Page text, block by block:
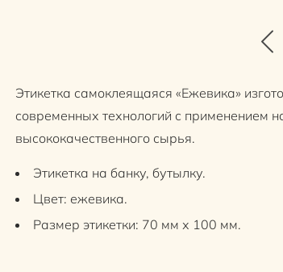
Этикетка самоклеящаяся «Ежевика»
современных технологий с применением
высококачественного сырья.
Этикетка на банку, бутылку.
Цвет: ежевика.
Размер этикетки: 70 мм х 100 мм.